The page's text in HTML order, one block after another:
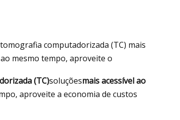
computadorizada (TC) mais
mesmo tempo, aproveite o
(TC)soluçõesmais acessível ao
aproveite a economia de custos